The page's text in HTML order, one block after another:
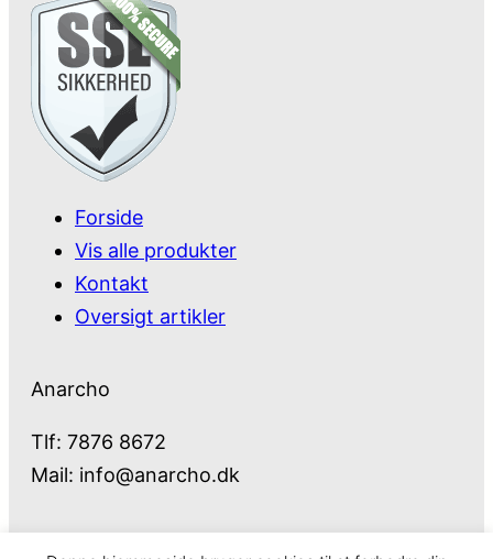
Forside
Vis alle produkter
Kontakt
Oversigt artikler
Anarcho
Tlf: 7876 8672
Mail: info@anarcho.dk